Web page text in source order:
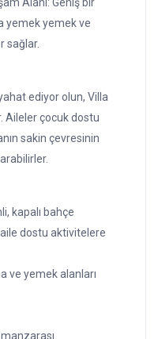
yemek yemek ve
sağlar.
ediyor olun, Villa
Aileler çocuk dostu
sakin çevresinin
kapalı bahçe
dostu aktivitelere
ve yemek alanları